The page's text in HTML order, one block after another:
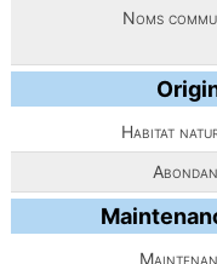
Noms
Habitat